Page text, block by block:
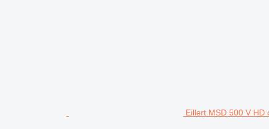
Eillert MSD 500 V HD